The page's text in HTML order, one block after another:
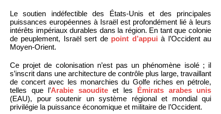
Le soutien indéfectible des États-Unis et des principales
puissances européennes à Israël est profondément lié à leurs
intérêts impériaux durables dans la région. En tant que colonie
de peuplement, Israël sert de point d’appui à l’Occident au
Moyen-Orient.
Ce projet de colonisation n’est pas un phénomène isolé ; il
s’inscrit dans une architecture de contrôle plus large, travaillant
de concert avec les monarchies du Golfe riches en pétrole,
telles que l’Arabie saouditeet les Émirats arabes unis
(EAU), pour soutenir un système régional et mondial qui
privilégie la puissance économique et militaire de l’Occident.